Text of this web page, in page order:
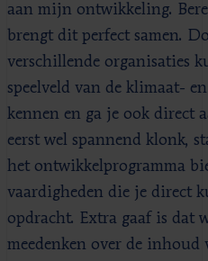
aan mijn ontwikkeling.
brengt dit perfect samen.
verschillende organisaties
speelveld van de klimaat-
kennen en ga je ook direct
eerst wel spannend klonk,
het ontwikkelprogramma
vaardigheden die je direct
opdracht. Extra gaaf is dat
meedenken over de inhoud